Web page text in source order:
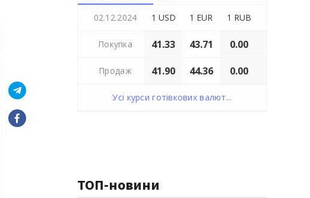
02.12.2024 1 USD 1 EUR 1 RUB
Покупка 41.33 43.71 0.00
Продаж 41.90 44.36 0.00
Усі курси готівкових валют...
ТОП-новини